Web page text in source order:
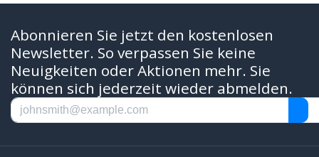
Abonnieren Sie jetzt den kostenlosen
Newsletter. So verpassen Sie keine
Neuigkeiten oder Aktionen mehr. Sie
können sich jederzeit wieder abmelden.